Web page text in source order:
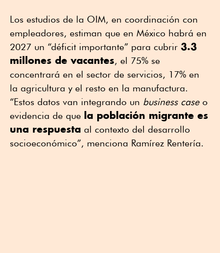
Los estudios de la OIM, en coordinación con
empleadores, estiman que en México habrá en
2027 un “déficit importante” para cubrir 3.3
millones de vacantes, el 75% se
concentrará en el sector de servicios, 17% en
la agricultura y el resto en la manufactura.
“Estos datos van integrando un business caseo
evidencia de que la población migrante es
una respuesta al contexto del desarrollo
socioeconómico”, menciona Ramírez Rentería.